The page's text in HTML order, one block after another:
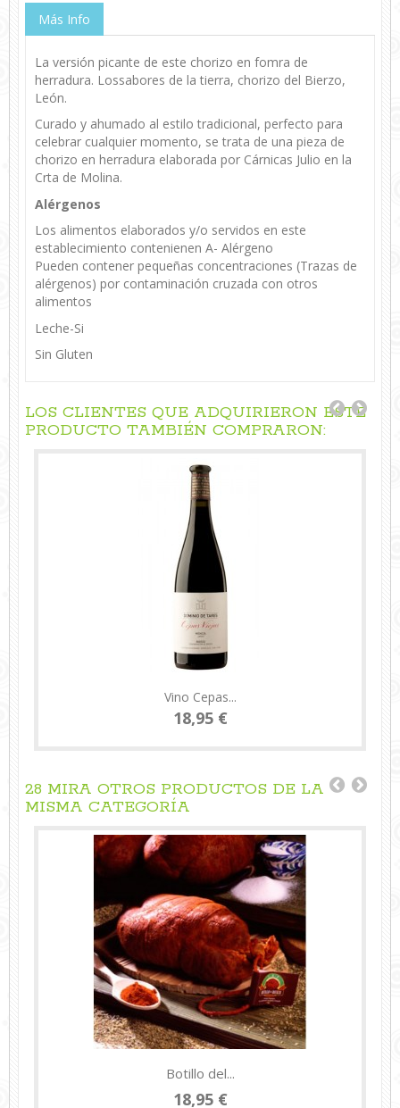
Más Info
La versión picante de este chorizo en fomra de
herradura. Lossabores de la tierra, chorizo del Bierzo,
León.
Curado y ahumado al estilo tradicional, perfecto para
celebrar cualquier momento, se trata de una pieza de
chorizo en herradura elaborada por Cárnicas Julio en la
Crta de Molina.
Alérgenos
Los alimentos elaborados y/o servidos en este
establecimiento contenienen A- Alérgeno
Pueden contener pequeñas concentraciones (Trazas de
alérgenos) por contaminación cruzada con otros
alimentos
Leche-Si
Sin Gluten
LOS CLIENTES QUE ADQUIRIERON ESTE
PRODUCTO TAMBIÉN COMPRARON:
Vino Cepas...
18,95 €
28 MIRA OTROS PRODUCTOS DE LA
MISMA CATEGORÍA
Botillo del...
18,95 €